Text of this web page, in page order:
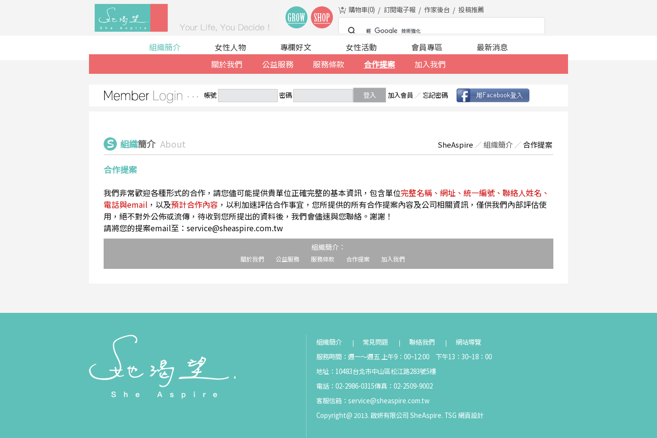
購物車(0) 訂閱電子報 作家後台 投稿推薦
組織簡介
關於我們
公益服務 服務條款 合作提案 加入我們
女性人物 專欄好文 女性活動 會員專區 最新消息
帳號 密碼 登入 加入會員 ／ 忘記密碼
組織簡介 About SheAspire ／組織簡介 ／合作提案
合作提案
我們非常歡迎各種形式的合作，請您儘可能提供貴單位正確完整的基本資訊，包含單位完整名稱、網址、統一編號、聯絡人姓名、
電話與email ，以及預計合作內容 ，以利加速評估合作事宜，您所提供的所有合作提案內容及公司相關資訊，僅供我們內部評估使
用，絕不對外公佈或流傳，待收到您所提出的資料後，我們會儘速與您聯絡。謝謝！
請將您的提案email至：service@sheaspire.com.tw
組織簡介：
關於我們 公益服務 服務條款 合作提案 加入我們
組織簡介 常見問題 聯絡我們
網站導覽
服務時間：週一～週五 上午9：00~12:00 下午13：30~18：00
地址：10483台北市中山區松江路283號5樓
電話：02-2986-0315傳真：02-2509-9002
客服信箱： service@sheaspire.com.tw
Copyright@ 2013. 啟妍有限公司 SheAspire. TSG 網頁設計